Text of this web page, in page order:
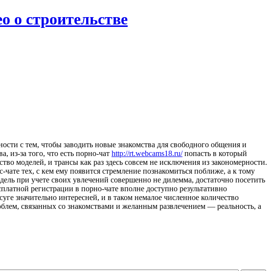
о строительстве
с тем, чтобы заводить новые знакомства для свободного общения и
из-за того, что есть порно-чат http://rt.webcams18.ru/попасть в который
моделей, и трансы как раз здесь совсем не исключения из закономерности.
тех, с кем ему появится стремление познакомиться поближе, а к тому
при учете своих увлечений совершенно не дилемма, достаточно посетить
регистрации в порно-чате вполне доступно результативно
значительно интересней, и в таком немалое численное количество
связанных со знакомствами и желанным развлечением — реальность, а